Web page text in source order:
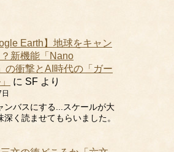
Earth】地球をキャン
新機能「Nano
の衝撃とAI時代の「ガー
に SF より
ンバスにする...スケールが大
深く読ませてもらいました。